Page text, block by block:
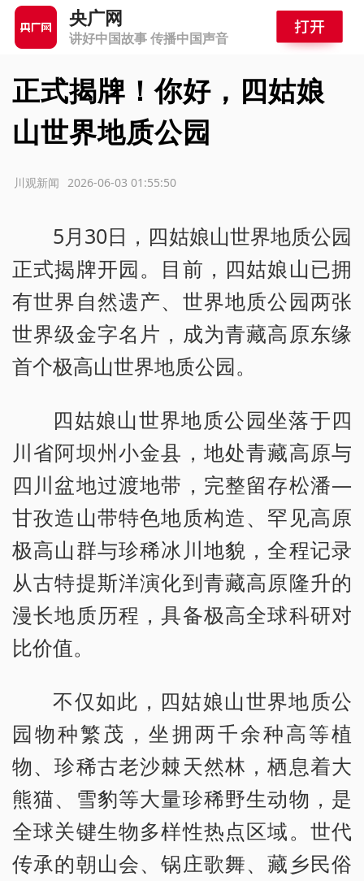
央广网
讲好中国故事 传播中国声音
正式揭牌！你好，四姑娘
山世界地质公园
2026-06-03 01:55:50
川观新闻
5月30日，四姑娘山世界地质公园
正式揭牌开园。目前，四姑娘山已拥
有世界自然遗产、世界地质公园两张
世界级金字名片，成为青藏高原东缘
首个极高山世界地质公园。
四姑娘山世界地质公园坐落于四
川省阿坝州小金县，地处青藏高原与
四川盆地过渡地带，完整留存松潘—
甘孜造山带特色地质构造、罕见高原
极高山群与珍稀冰川地貌，全程记录
从古特提斯洋演化到青藏高原隆升的
漫长地质历程，具备极高全球科研对
比价值。
不仅如此，四姑娘山世界地质公
园物种繁茂，坐拥两千余种高等植
物、珍稀古老沙棘天然林，栖息着大
熊猫、雪豹等大量珍稀野生动物，是
全球关键生物多样性热点区域。世代
传承的朝山会、锅庄歌舞、藏乡民俗